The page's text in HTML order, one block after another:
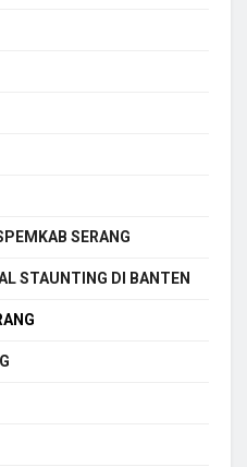
SERANG
STAUNTING DI BANTEN